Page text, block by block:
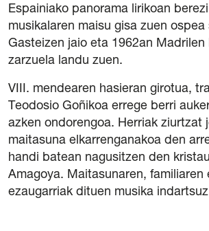
Espainiako panorama lirikoan
musikalaren maisu gisa zuen
Gasteizen jaio eta 1962an
zarzuela landu zuen.
VIII. mendearen hasieran girotua,
Teodosio Goñikoa errege berri
azken ondorengoa. Herriak ziurtzat
maitasuna elkarrenganakoa den
handi batean nagusitzen den
Amagoya. Maitasunaren,
ezaugarriak dituen musika